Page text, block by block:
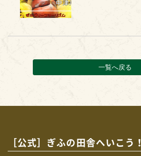
一覧へ戻る
［公式］ぎふの田舎へいこう！